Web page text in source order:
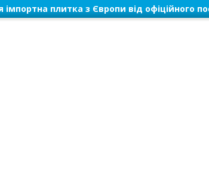
імпортна плитка з Європи від офіційного